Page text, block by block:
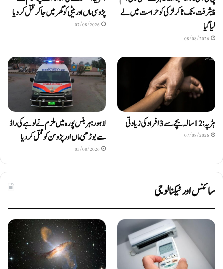
پیشرفت، ٹک ٹاکر لڑکی کو حراست میں لے
لیا گیا
08/08/2026
پڑوسی ماں اور بیٹی کو گھر میں جا کر قتل کر دیا
07/08/2026
ہڑپہ: 12 سالہ بچے سے 3 افراد کی زیادتی
07/08/2026
لاہور: ہربنس پورہ میں ملزم نے لوہے کی راڈ
سے بوڑھی ماں اور پڑوسن کو قتل کر دیا
05/08/2026
سائنس اور ٹیکنالوجی